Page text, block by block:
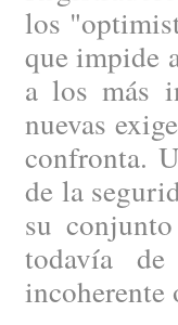
los
que impide
a los más
nuevas
confronta.
de la
su
todavía
incoherente